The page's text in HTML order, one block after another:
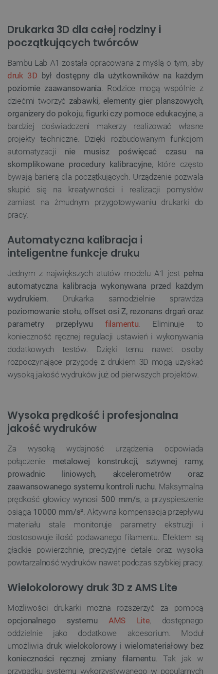
Drukarka 3D dla całej rodziny i
początkujących twórców
Bambu Lab A1 została opracowana z myślą o tym, aby
druk 3D był dostępny dla użytkowników na każdym
poziomie zaawansowania . Rodzice mogą wspólnie z
dziećmi tworzyć zabawki, elementy gier planszowych,
organizery do pokoju, figurki czy pomoce edukacyjne, a
bardziej doświadczeni makerzy realizować własne
projekty techniczne. Dzięki rozbudowanym funkcjom
automatyzacji nie musisz poświęcać czasu na
skomplikowane procedury kalibracyjne, które często
bywają barierą dla początkujących. Urządzenie pozwala
skupić się na kreatywności i realizacji pomysłów
zamiast na żmudnym przygotowywaniu drukarki do
pracy.
Automatyczna kalibracja i
inteligentne funkcje druku
Jednym z największych atutów modelu A1 jest pełna
automatyczna kalibracja wykonywana przed każdym
wydrukiem . Drukarka samodzielnie sprawdza
poziomowanie stołu, offset osi Z, rezonans drgań oraz
parametry przepływu filamentu . Eliminuje to
konieczność ręcznej regulacji ustawień i wykonywania
dodatkowych testów. Dzięki temu nawet osoby
rozpoczynające przygodę z drukiem 3D mogą uzyskać
wysoką jakość wydruków już od pierwszych projektów.
Wysoka prędkość i profesjonalna
jakość wydruków
Za wysoką wydajność urządzenia odpowiada
połączenie metalowej konstrukcji, sztywnej ramy,
prowadnic liniowych, akcelerometrów oraz
zaawansowanego systemu kontroli ruchu . Maksymalna
prędkość głowicy wynosi 500 mm/s, a przyspieszenie
osiąga 10000 mm/s² . Aktywna kompensacja przepływu
materiału stale monitoruje parametry ekstruzji i
dostosowuje ilość podawanego filamentu. Efektem są
gładkie powierzchnie, precyzyjne detale oraz wysoka
powtarzalność wydruków nawet podczas szybkiej pracy.
Wielokolorowy druk 3D z AMS Lite
Możliwości drukarki można rozszerzyć za pomocą
opcjonalnego systemu AMS Lite, dostępnego
oddzielnie jako dodatkowe akcesorium. Moduł
umożliwia druk wielokolorowy i wielomateriałowy bez
konieczności ręcznej zmiany filamentu . Tak jak w
przypadku systemu wykorzystywanego w popularnych